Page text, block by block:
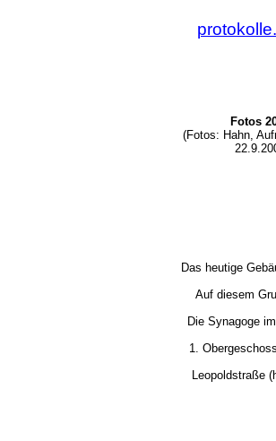
Fotos
(Fotos: Hahn,
Das heutige
Auf diesem
Die Synagoge
1.
Leopoldstraße